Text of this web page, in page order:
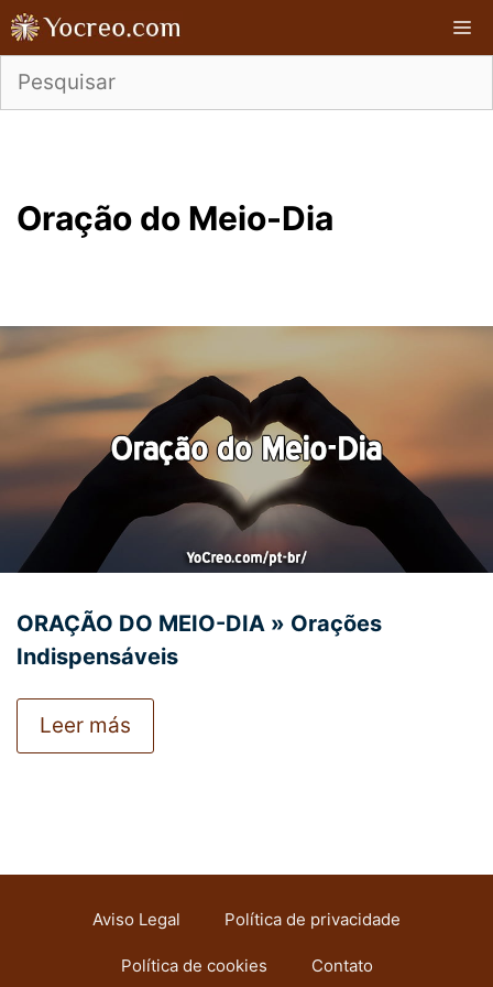
Pular
para
conteúdo
Oração do Meio-Dia
ORAÇÃO DO MEIO-DIA » Orações
Indispensáveis
Leer más
Aviso Legal Política de privacidade
Política de cookies Contato